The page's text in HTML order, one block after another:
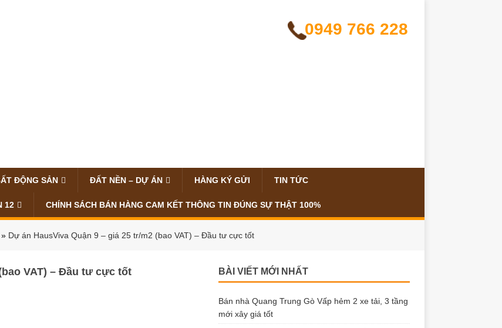
0949 766 228
ĐỘNG SẢN ĐẤT NỀN – DỰ ÁN HÀNG KÝ GỬI TIN TỨC
12 CHÍNH SÁCH BÁN HÀNG CAM KẾT THÔNG TIN ĐÚNG SỰ THẬT 100%
» Dự án HausViva Quận 9 – giá 25 tr/m2 (bao VAT) – Đầu tư cực tốt
VAT) – Đầu tư cực tốt BÀI VIẾT MỚI NHẤT
Bán nhà Quang Trung Gò Vấp hẻm 2 xe tải, 3 tầng
mới xây giá tốt